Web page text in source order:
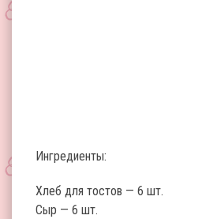
Ингредиенты:
Хлеб для тостов — 6 шт.
Сыр — 6 шт.